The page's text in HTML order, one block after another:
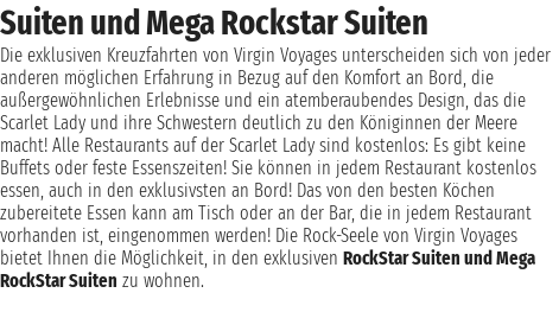
Suiten und Mega Rockstar Suiten
Die exklusiven Kreuzfahrten von Virgin Voyages unterscheiden sich von jeder
anderen möglichen Erfahrung in Bezug auf den Komfort an Bord, die
außergewöhnlichen Erlebnisse und ein atemberaubendes Design, das die
Scarlet Lady und ihre Schwestern deutlich zu den Königinnen der Meere
macht! Alle Restaurants auf der Scarlet Lady sind kostenlos: Es gibt keine
Buffets oder feste Essenszeiten! Sie können in jedem Restaurant kostenlos
essen, auch in den exklusivsten an Bord! Das von den besten Köchen
zubereitete Essen kann am Tisch oder an der Bar, die in jedem Restaurant
vorhanden ist, eingenommen werden! Die Rock-Seele von Virgin Voyages
bietet Ihnen die Möglichkeit, in den exklusiven RockStar Suiten und Mega
RockStar Suiten zu wohnen.